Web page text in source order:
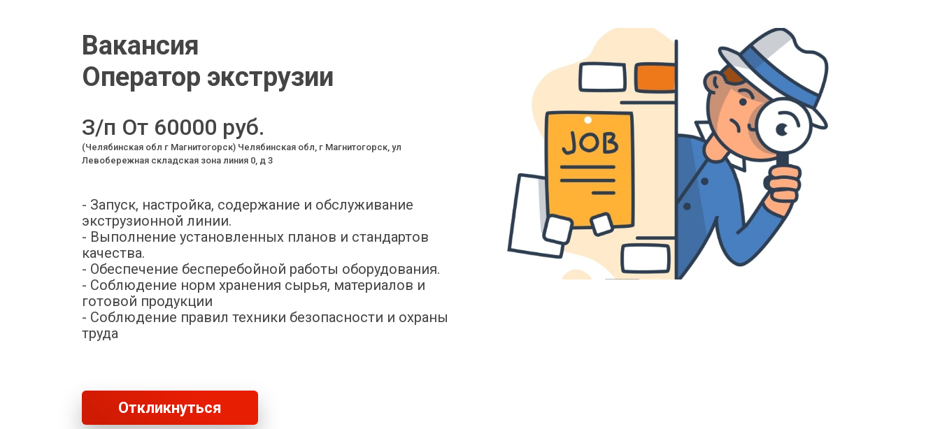
Вакансия
Оператор экструзии
З/п От 60000 руб.
(Челябинская обл г Магнитогорск) Челябинская обл, г Магнитогорск, ул
Левобережная складская зона линия 0, д 3
- Запуск, настройка, содержание и обслуживание
экструзионной линии.
- Выполнение установленных планов и стандартов
качества.
- Обеспечение бесперебойной работы оборудования.
- Соблюдение норм хранения сырья, материалов и
готовой продукции
- Соблюдение правил техники безопасности и охраны
труда
Откликнуться